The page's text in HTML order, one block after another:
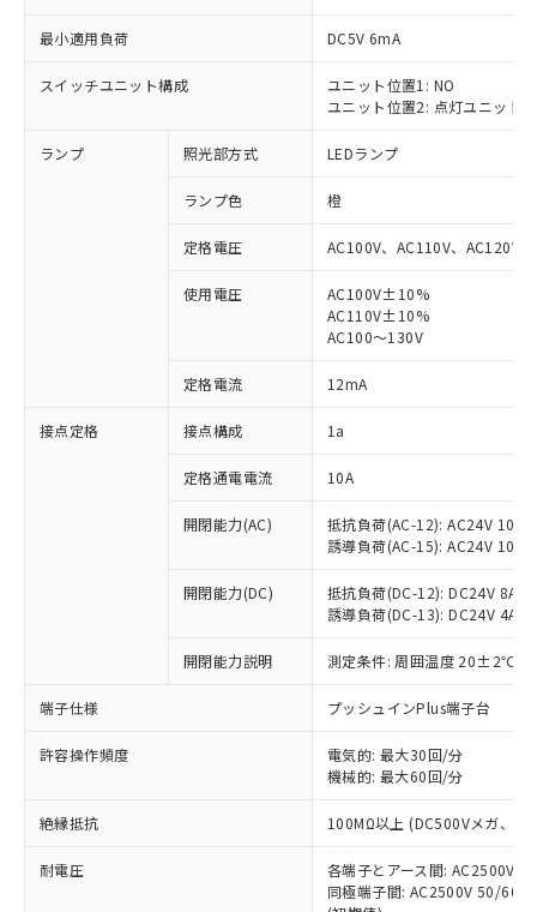
最小適用負荷 DC5V 6mA
スイッチユニット構成
ユニット位置1: NO
ユニット位置2: 点灯ユニット
ランプ 照光部方式 LEDランプ
ランプ色 橙
定格電圧 AC100V、AC110V、AC120V
使用電圧
AC100V±10%
AC110V±10%
AC100～130V
定格電流 12mA
接点定格 接点構成 1a
定格通電電流 10A
開閉能力(AC)
抵抗負荷(AC-12): AC24V 10A/
誘導負荷(AC-15): AC24V
開閉能力(DC)
抵抗負荷(DC-12): DC24V 8A/
誘導負荷(DC-13): DC24V 4A/
開閉能力説明 測定条件: 周囲温度 20±2℃、
端子仕様 プッシュインPlus端子台
許容操作頻度
電気的: 最大30回/分
機械的: 最大60回/分
絶縁抵抗 100MΩ以上 (DC500Vメガ、点
耐電圧
各端子とアース間: AC2500V
同極端子間: AC2500V 50/
ご利用条件
以下の条件をお読みいただき、同意のうえ
本サービスは、当社制御機器事業取扱
商品の当社在庫状況および標準価格
(税抜)を提供させていただくもので
当社制御機器事業取扱商品の中には、
ことをご了承ください。
在庫状況および標準価格照会結果は、
記載している更新日時点での社内デー
タに基づき作成されるものであり、閲
覧された時点での実際の在庫および標
準価格とは異なる場合があることをご
対応済み：EU RoHS指令（10物質）の
非含有に対応した製品が提供可能な商品で
す。
対応予定：EU RoHS指令（10物質）の非含
有に対応した製品に切り替える予定のある
対応予定なし：EU RoHS指令（10物質）の
非含有に非対応の商品で、対応品を出す予
調査・確認中：EU RoHS指令（10物質）の
非含有の対応状況を調査中または確認中の
非該当品：ライセンス料など無形物で、有
害物質有無と関係のない商品です。
仕入先様の事情により、非含有部品として
いたものが、含有品と判明した場合などや
むを得ず変更することがあります。
*EU RoHS指令（10物質）：
鉛(Pb) 1000ppm以下、 水銀(Hg) 1000ppm以下、 カド
六価クロム(Cr(Ⅵ)) 1000ppm以下、ポリ臭化ビフェニル
類(PBB) 1000ppm以下、ポリ臭化ジフェニルエーテル類
「○」：最大均質材料含有率が中国RoHSの
基準値以下であることを示します。
「×」：最大均質材料含有率が中国RoHSの
基準値を超えていることを示します。
「－」：未確認です。当社販売部門へお問
*中国RoHS10物質の基準値 (GB/T26572)：
Pb(鉛) :1000ppm、 Hg(水銀) : 1000ppm、 Cd(カドミウ
Cr(Ⅵ)(六価クロム) : 1000ppm、 PBBs(ポリ臭化ビフェ
当社は、これら貴社製品のうち、外国
為替および外国貿易法に定める商品
または国外への提供する場合は、日本
国政府の輸出許可(または役務取引許
可)を取得するなどの必要な手続きを